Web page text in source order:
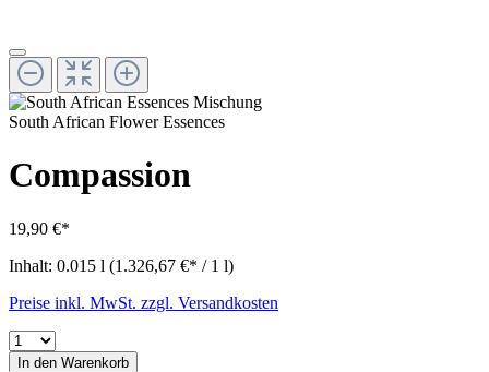
South African Flower Essences
Compassion
19,90 €*
Inhalt: 0.015 l (1.326,67 €* / 1 l)
Preise inkl. MwSt. zzgl. Versandkosten
In den Warenkorb